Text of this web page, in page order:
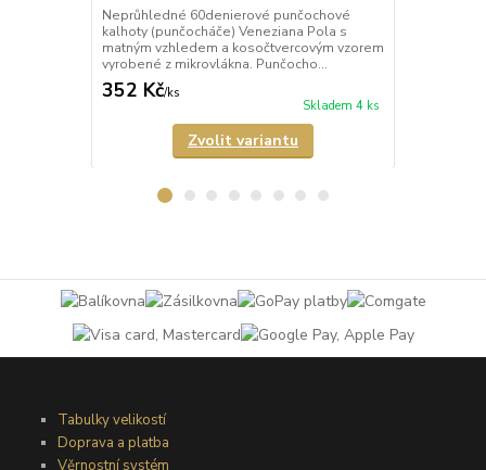
Neprůhledné 60denierové punčochové
kalhoty (punčocháče) Veneziana Pola s
matným vzhledem a kosočtvercovým vzorem
vyrobené z mikrovlákna. Punčocho...
352 Kč/ks
Skladem 4 ks
Zvolit variantu
Tabulky velikostí
Doprava a platba
Věrnostní systém